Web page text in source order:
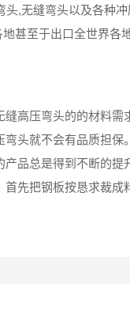
,无缝弯头以及各种
甚至于出口全世界各
高压弯头的的材料需
头就不会有品质担保
品总是得到不断的提
先把钢板按恳求裁成